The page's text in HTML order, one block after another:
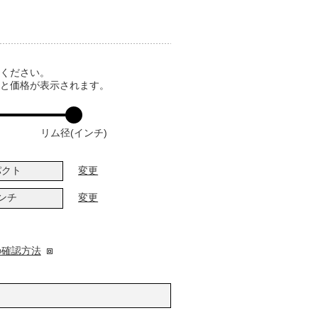
ださい。
価格が表示されます。
リム径(インチ)
ト 変更
チ 変更
認方法